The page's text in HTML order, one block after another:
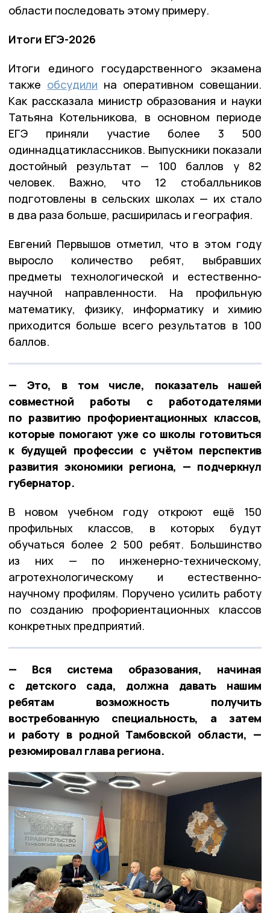
области последовать этому примеру.
Итоги ЕГЭ-2026
Итоги единого государственного экзамена
также обсудили на оперативном совещании.
Как рассказала министр образования и науки
Татьяна Котельникова, в основном периоде
ЕГЭ приняли участие более 3 500
одиннадцатиклассников. Выпускники показали
достойный результат — 100 баллов у 82
человек. Важно, что 12 стобалльников
подготовлены в сельских школах — их стало
в два раза больше, расширилась и география.
Евгений Первышов отметил, что в этом году
выросло количество ребят, выбравших
предметы технологической и естественно-
научной направленности. На профильную
математику, физику, информатику и химию
приходится больше всего результатов в 100
баллов.
— Это, в том числе, показатель нашей
совместной работы с работодателями
по развитию профориентационных классов,
которые помогают уже со школы готовиться
к будущей профессии с учётом перспектив
развития экономики региона, — подчеркнул
губернатор.
В новом учебном году откроют ещё 150
профильных классов, в которых будут
обучаться более 2 500 ребят. Большинство
из них — по инженерно-техническому,
агротехнологическому и естественно-
научному профилям. Поручено усилить работу
по созданию профориентационных классов
конкретных предприятий.
— Вся система образования, начиная
с детского сада, должна давать нашим
ребятам возможность получить
востребованную специальность, а затем
и работу в родной Тамбовской области, —
резюмировал глава региона.